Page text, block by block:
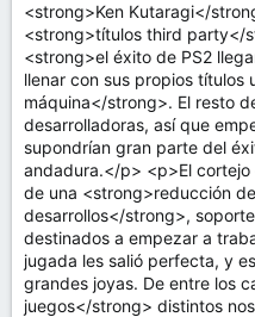
<strong>Ken Kutaragi</
<strong>títulos third party</
<strong>el éxito de PS2
llenar con sus propios títulos
máquina</strong>. El resto
desarrolladoras, así que
supondrían gran parte del
andadura.</p> <p>El
de una <strong>reducción
desarrollos</strong>,
destinados a empezar a
jugada les salió perfecta, y
grandes joyas. De entre los
juegos</strong> distintos